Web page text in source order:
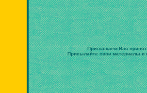
Приглашаем Вас
Присылайте свои материалы и